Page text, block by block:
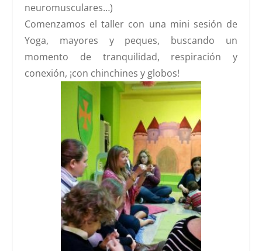
neuromusculares…)
Comenzamos el taller con una mini sesión de
Yoga, mayores y peques, buscando un
momento de tranquilidad, respiración y
conexión, ¡con chinchines y globos!